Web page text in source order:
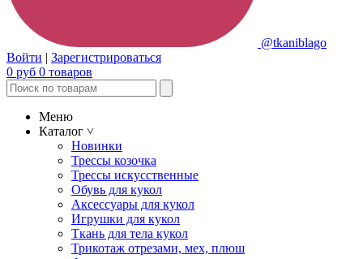
@tkaniblago
Войти | Зарегистрироваться
0 руб 0 товаров
Меню
Каталог ˅
Новинки
Трессы козочка
Трессы искусственные
Обувь для кукол
Аксессуары для кукол
Игрушки для кукол
Ткань для тела кукол
Трикотаж отрезами, мех, плюш